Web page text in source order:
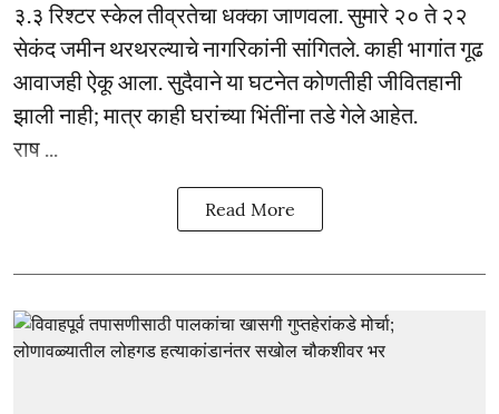
३.३ रिश्टर स्केल तीव्रतेचा धक्का जाणवला. सुमारे २० ते २२
सेकंद जमीन थरथरल्याचे नागरिकांनी सांगितले. काही भागांत गूढ
आवाजही ऐकू आला. सुदैवाने या घटनेत कोणतीही जीवितहानी
झाली नाही; मात्र काही घरांच्या भिंतींना तडे गेले आहेत.
राष ...
Read More